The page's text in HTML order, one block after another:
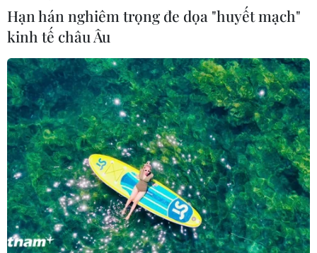
Hạn hán nghiêm trọng đe dọa "huyết mạch"
kinh tế châu Âu